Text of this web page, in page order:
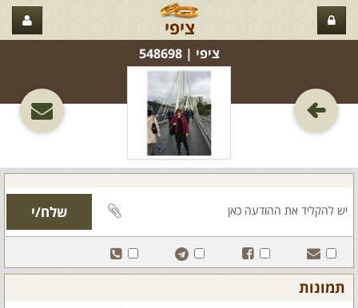
ציפי
ציפי‏ | 548698
תמונות